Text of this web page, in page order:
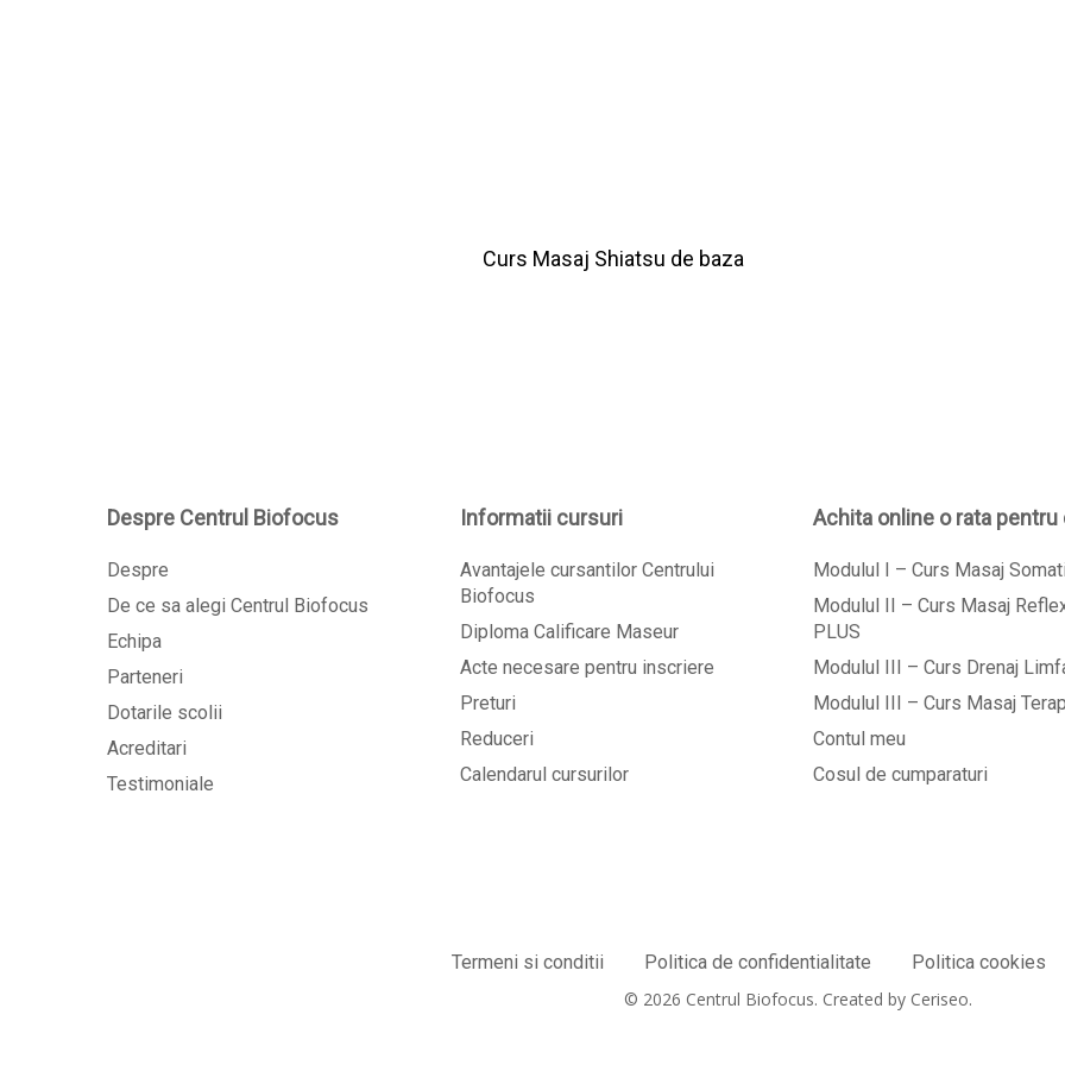
Curs Masaj Shiatsu de baza
Despre Centrul Biofocus
Despre
De ce sa alegi Centrul Biofocus
Echipa
Parteneri
Dotarile scolii
Acreditari
Testimoniale
Informatii cursuri
Avantajele cursantilor Centrului
Biofocus
Diploma Calificare Maseur
Acte necesare pentru inscriere
Preturi
Reduceri
Calendarul cursurilor
Achita online o rata pentru
Modulul I – Curs Masaj
Modulul II – Curs Masaj
PLUS
Modulul III – Curs Drenaj
Modulul III – Curs Masaj
Contul meu
Cosul de cumparaturi
Termeni si conditii Politica de confidentialitate
Politica cookies
© 2026 Centrul Biofocus. Created by Ceriseo.